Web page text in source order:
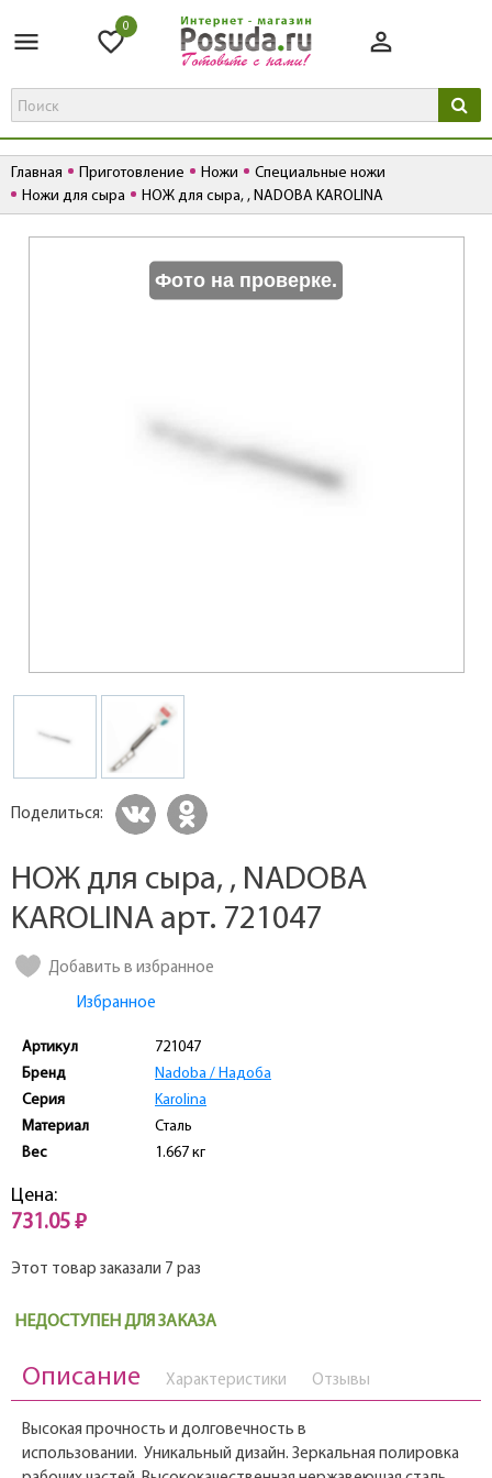
0
Главная Приготовление Ножи
Специальные ножи
Ножи для сыра
НОЖ для сыра, , NADOBA KAROLINA
Фото на проверке.
Поделиться:
НОЖ для сыра, , NADOBA
KAROLINA арт. 721047
Добавить в избранное
Избранное
Артикул
721047
Бренд
Nadoba / Надоба
Серия
Karolina
Материал
Сталь
Вес
1.667 кг
Цена:
731.05 ₽
Этот товар заказали 7 раз
НЕДОСТУПЕН ДЛЯ ЗАКАЗА
Описание Характеристики Отзывы
Высокая прочность и долговечность в
использовании. Уникальный дизайн. Зеркальная полировка